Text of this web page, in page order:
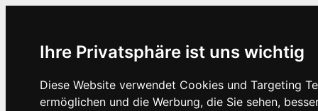
Ihre Privatsphäre ist uns wichtig
Diese Website verwendet Cookies und Targeting
ermöglichen und die Werbung, die Sie sehen,